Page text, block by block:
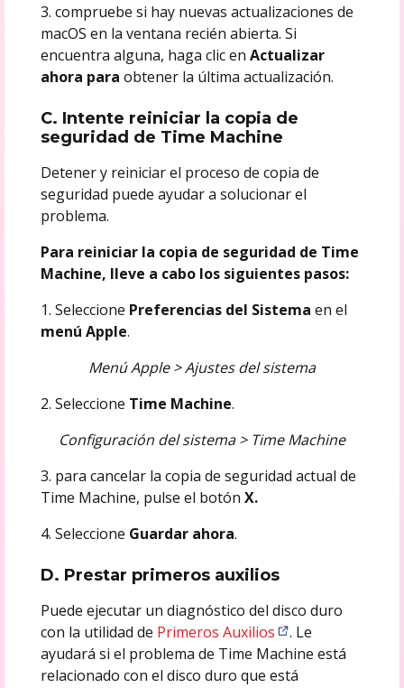
3. compruebe si hay nuevas actualizaciones de
macOS en la ventana recién abierta. Si
encuentra alguna, haga clic en Actualizar
ahora para obtener la última actualización.
C. Intente reiniciar la copia de
seguridad de Time Machine
Detener y reiniciar el proceso de copia de
seguridad puede ayudar a solucionar el
problema.
Para reiniciar la copia de seguridad de Time
Machine, lleve a cabo los siguientes pasos:
1. Seleccione Preferencias del Sistema en el
menú Apple.
Menú Apple > Ajustes del sistema
2. Seleccione Time Machine.
Configuración del sistema > Time Machine
3. para cancelar la copia de seguridad actual de
Time Machine, pulse el botón X.
4. Seleccione Guardar ahora.
D. Prestar primeros auxilios
Puede ejecutar un diagnóstico del disco duro
con la utilidad de Primeros Auxilios
. Le
ayudará si el problema de Time Machine está
relacionado con el disco duro que está